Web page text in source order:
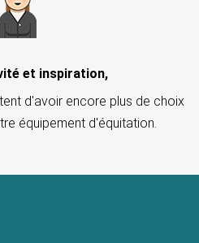
et inspiration,
d'avoir encore plus de choix
équipement d'équitation.